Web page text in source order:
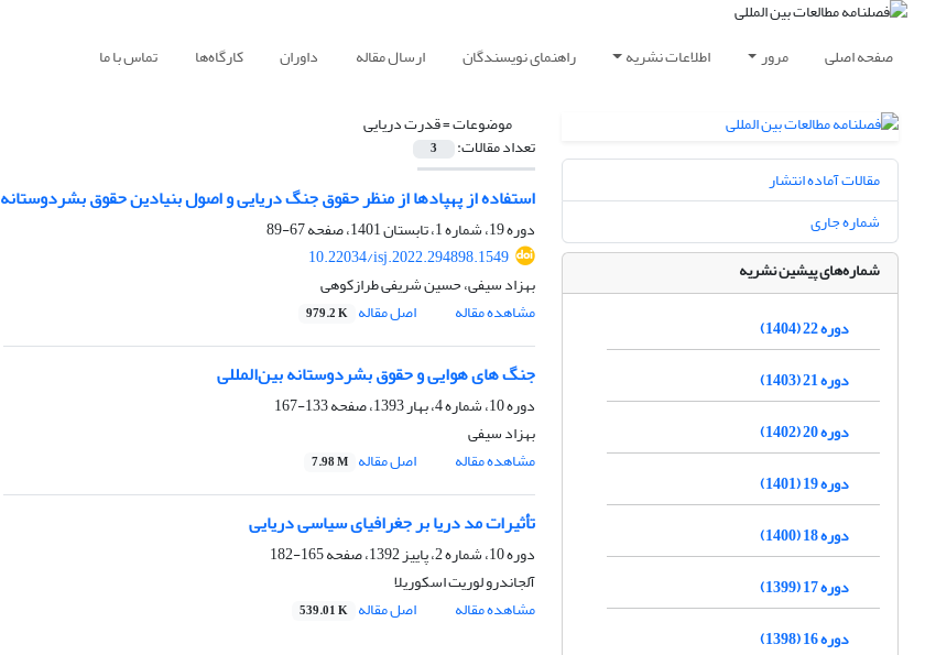
صفحه اصلی مرور اطلاعات نشریه راهنمای نویسندگان ارسال مقاله داوران کارگاه‌ها تماس با ما
موضوعات =قدرت دریایی
تعداد مقالات: 3
استفاده از پهپادها از منظر حقوق جنگ دریایی و اصول بنیادین حقوق بشردوستانه
دوره 19، شماره 1، تابستان 1401، صفحه
67-89
10.22034/isj.2022.294898.1549
بهزاد سیفی، حسین شریفی طرازکوهی
مشاهده مقاله
اصل مقاله 979.2 K
جنگ های هوایی و حقوق بشردوستانه بین‌المللی
دوره 10، شماره 4، بهار 1393، صفحه
133-167
بهزاد سیفی
مشاهده مقاله
اصل مقاله 7.98 M
تأثیرات مد دریا بر جغرافیای سیاسی دریایی
دوره 10، شماره 2، پاییز 1392، صفحه
165-182
آلجاندرو لوریت اسکوریلا
مشاهده مقاله
اصل مقاله 539.01 K
مقالات آماده انتشار
شماره جاری
شماره‌های پیشین نشریه
دوره 22 (1404)
دوره 21 (1403)
دوره 20 (1402)
دوره 19 (1401)
دوره 18 (1400)
دوره 17 (1399)
دوره 16 (1398)